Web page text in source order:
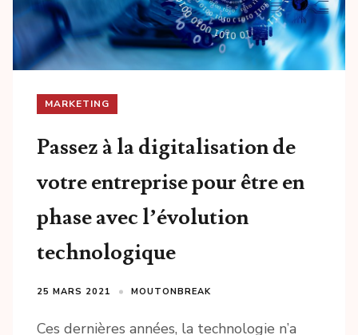
MARKETING
Passez à la digitalisation de
votre entreprise pour être en
phase avec l’évolution
technologique
25 MARS 2021 MOUTONBREAK
Ces dernières années, la technologie n’a